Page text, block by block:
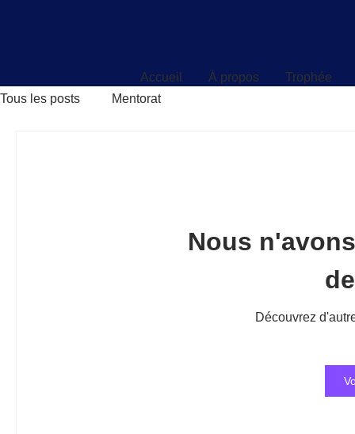
Accueil À propos
Trophée
Tous les posts
Mentorat
Nous
Découvrez